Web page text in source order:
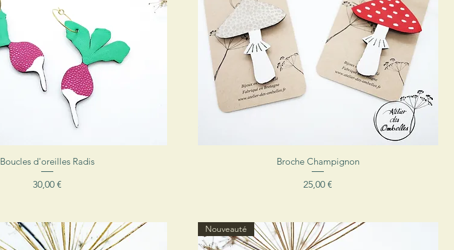
Aperçu rapide
Boucles d'oreilles Radis
Prix
30,00 €
Aperçu rapide
Broche Champignon
Prix
25,00 €
Nouveauté